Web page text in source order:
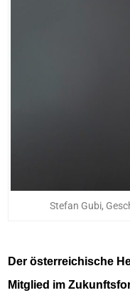
Stefan Gubi,
Der österreichische
Mitglied im